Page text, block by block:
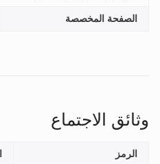
الصفحة المخصصة
وثائق الاجتماع
الرمز